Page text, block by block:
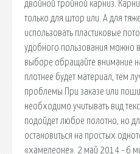
двойной тройной карниз.
только для штор или. А для
использовать пластиковые
удобного пользования можно
выборе обращайте внимание
плотнее будет материал, тем
проблемы При заказе или
необходимо учитывать вид
подойдет любое полотно, но
остановиться на простых
«хамелеоне». 2 май 2014 - 6